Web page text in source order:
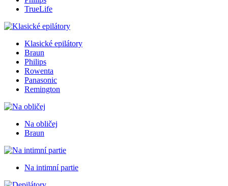
TrueLife
Klasické epilátory
Braun
Philips
Rowenta
Panasonic
Remington
Na obličej
Braun
Na intimní partie